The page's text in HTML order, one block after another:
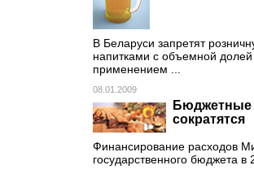
В Беларуси запретят
напитками с объемной долей
применением ...
08.01.2009
Бюджетные
сократятся
Финансирование расходов
государственного бюджета в